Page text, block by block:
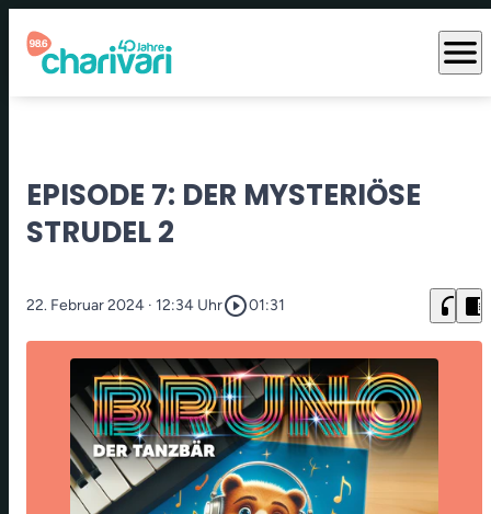
menu
EPISODE 7: DER MYSTERIÖSE
STRUDEL 2
22. Februar 2024 · 12:34 Uhrplay_circle_outline01:31 headphones chrome_reader_mode